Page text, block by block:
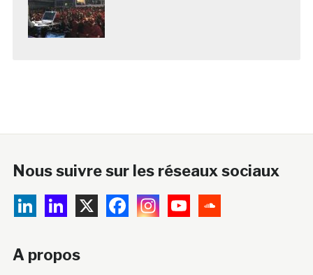
Nous suivre sur les réseaux sociaux
A propos